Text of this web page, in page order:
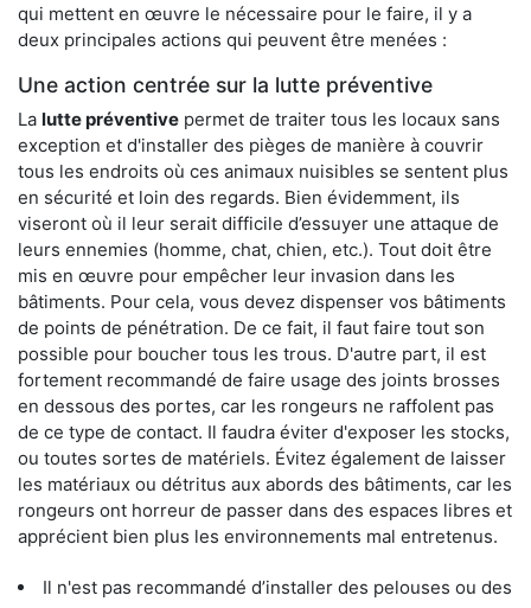
qui mettent en œuvre le nécessaire pour le faire, il y a
deux principales actions qui peuvent être menées :
Une action centrée sur la lutte préventive
La lutte préventive permet de traiter tous les locaux sans
exception et d'installer des pièges de manière à couvrir
tous les endroits où ces animaux nuisibles se sentent plus
en sécurité et loin des regards. Bien évidemment, ils
viseront où il leur serait difficile d’essuyer une attaque de
leurs ennemies (homme, chat, chien, etc.). Tout doit être
mis en œuvre pour empêcher leur invasion dans les
bâtiments. Pour cela, vous devez dispenser vos bâtiments
de points de pénétration. De ce fait, il faut faire tout son
possible pour boucher tous les trous. D'autre part, il est
fortement recommandé de faire usage des joints brosses
en dessous des portes, car les rongeurs ne raffolent pas
de ce type de contact. Il faudra éviter d'exposer les stocks,
ou toutes sortes de matériels. Évitez également de laisser
les matériaux ou détritus aux abords des bâtiments, car les
rongeurs ont horreur de passer dans des espaces libres et
apprécient bien plus les environnements mal entretenus.
Il n'est pas recommandé d’installer des pelouses ou des